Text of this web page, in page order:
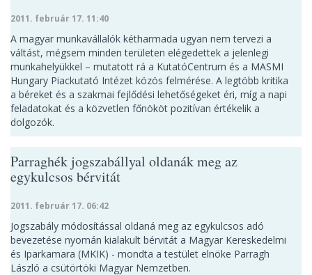
2011. február 17. 11:40
A magyar munkavállalók kétharmada ugyan nem tervezi a
váltást, mégsem minden területen elégedettek a jelenlegi
munkahelyükkel – mutatott rá a KutatóCentrum és a MASMI
Hungary Piackutató Intézet közös felmérése. A legtöbb kritika
a béreket és a szakmai fejlődési lehetőségeket éri, míg a napi
feladatokat és a közvetlen főnököt pozitívan értékelik a
dolgozók.
Parraghék jogszabállyal oldanák meg az
egykulcsos bérvitát
2011. február 17. 06:42
Jogszabály módosítással oldaná meg az egykulcsos adó
bevezetése nyomán kialakult bérvitát a Magyar Kereskedelmi
és Iparkamara (MKIK) - mondta a testület elnöke Parragh
László a csütörtöki Magyar Nemzetben.